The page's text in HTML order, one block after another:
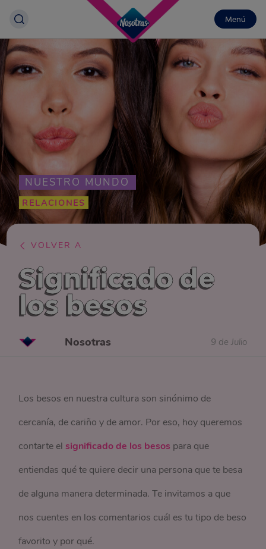
Menú
NUESTRO MUNDO
RELACIONES
VOLVER A
Significado de
los besos
Nosotras 9 de Julio
Los besos en nuestra cultura son sinónimo de
cercanía, de cariño y de amor. Por eso, hoy queremos
contarte elsignificado de los besos para que
entiendas qué te quiere decir una persona que te besa
de alguna manera determinada. Te invitamos a que
nos cuentes en los comentarios cuál es tu tipo de beso
favorito y por qué.